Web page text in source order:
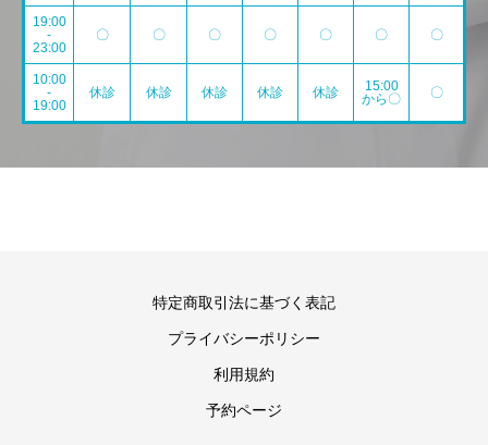
19:00
-
23:00
〇 〇 〇 〇 〇 〇 〇
10:00
-
19:00
休診 休診 休診 休診 休診
15:00
から〇
〇
特定商取引法に基づく表記
プライバシーポリシー
利用規約
予約ページ